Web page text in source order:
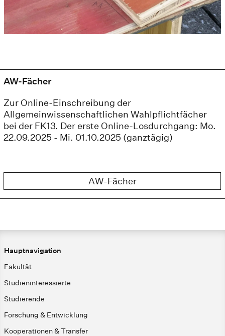
AW-Fächer
Zur Online-Einschreibung der
Allgemeinwissenschaftlichen Wahlpflichtfächer
bei der FK13. Der erste Online-Losdurchgang: Mo.
22.09.2025 - Mi. 01.10.2025 (ganztägig)
AW-Fächer
Hauptnavigation
Fakultät
Studieninteressierte
Studierende
Forschung & Entwicklung
Kooperationen & Transfer